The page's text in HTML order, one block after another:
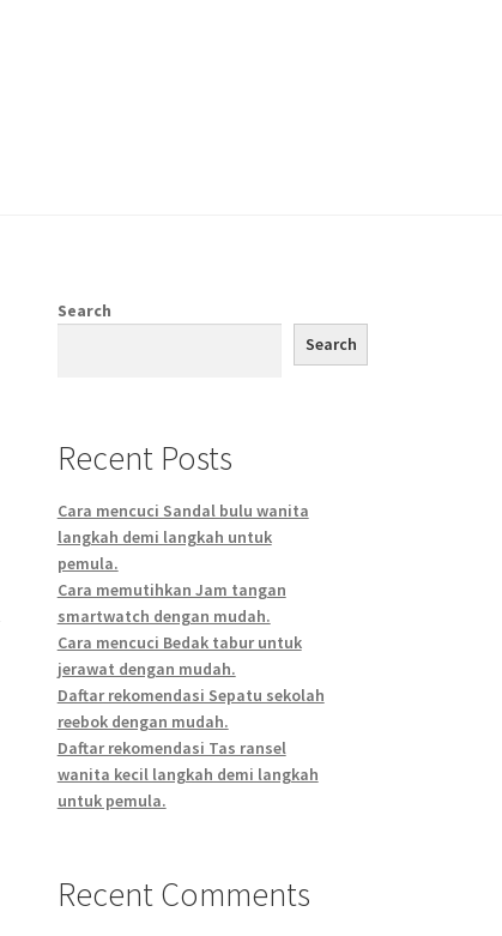
Search
Search
Recent Posts
Cara mencuci Sandal bulu wanita
langkah demi langkah untuk
pemula.
Cara memutihkan Jam tangan
smartwatch dengan mudah.
Cara mencuci Bedak tabur untuk
jerawat dengan mudah.
Daftar rekomendasi Sepatu sekolah
reebok dengan mudah.
Daftar rekomendasi Tas ransel
wanita kecil langkah demi langkah
untuk pemula.
Recent Comments